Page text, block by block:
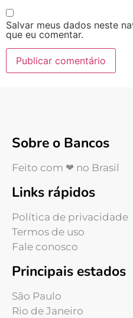
Salvar meus dados neste
que eu comentar.
Sobre o Bancos
Feito com ❤ no Brasil
Links rápidos
Política de privacidade
Termos de uso
Fale conosco
Principais estados
São Paulo
Rio de Janeiro